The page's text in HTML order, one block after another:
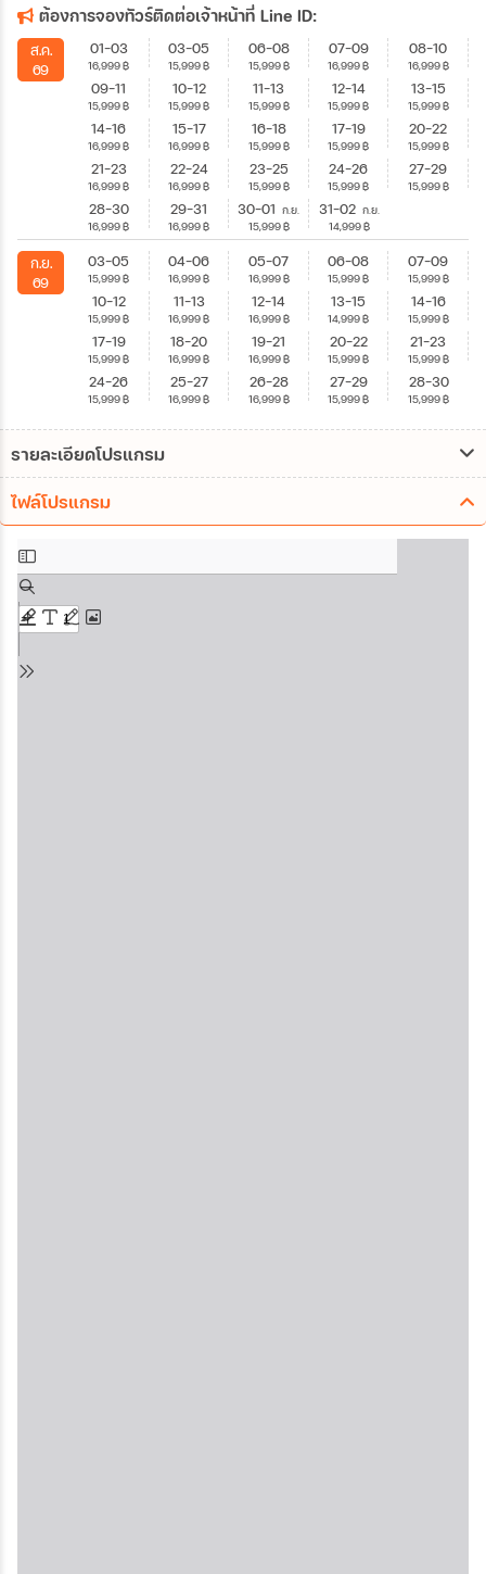
ต้องการจองทัวร์ติดต่อเจ้าหน้าที่ Line ID:
ส.ค.
69
01-03
16,999฿
03-05
15,999฿
06-08
15,999฿
07-09
16,999฿
08-10
16,999฿
09-11
15,999฿
10-12
15,999฿
11-13
15,999฿
12-14
15,999฿
13-15
15,999฿
14-16
16,999฿
15-17
16,999฿
16-18
15,999฿
17-19
15,999฿
20-22
15,999฿
21-23
16,999฿
22-24
16,999฿
23-25
15,999฿
24-26
15,999฿
27-29
15,999฿
28-30
16,999฿
29-31
16,999฿
30-01 ก.ย.
15,999฿
31-02 ก.ย.
14,999฿
ก.ย.
69
03-05
15,999฿
04-06
16,999฿
05-07
16,999฿
06-08
15,999฿
07-09
15,999฿
10-12
15,999฿
11-13
16,999฿
12-14
16,999฿
13-15
14,999฿
14-16
15,999฿
17-19
15,999฿
18-20
16,999฿
19-21
16,999฿
20-22
15,999฿
21-23
15,999฿
24-26
15,999฿
25-27
16,999฿
26-28
16,999฿
27-29
15,999฿
28-30
15,999฿
รายละเอียดโปรแกรม
ไฟล์โปรแกรม